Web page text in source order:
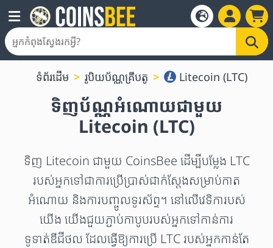
ទំព័រដើម រូបិយប័ណ្ណគ្រីបតូ Litecoin (LTC)
ទិញប័ណ្ណអំណោយជាមួយ
Litecoin (LTC)
ទិញ Litecoin ជាមួយ CoinsBee ដើម្បីបម្លែង LTC
របស់អ្នកទៅជាការប្រើប្រាស់ជាក់ស្តែងសម្រាប់កាត
អំណោយ និងការបញ្ចូលទូរស័ព្ទ។ នៅលើវេទិការបស់
យើង យើងជួយភ្ជាប់កាបូបរបស់អ្នកទៅកាន់ការ
ទូទាត់ឌីជីថល ដែលធ្វើឱ្យការប្រើ LTC របស់អ្នកកាន់តែ